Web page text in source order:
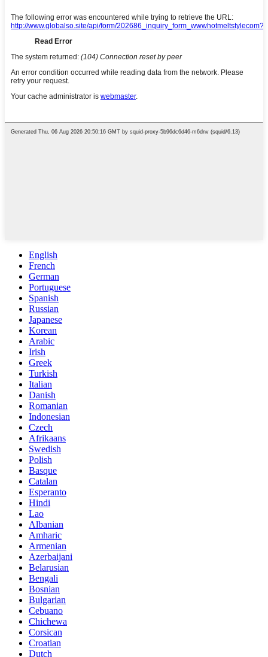
English
French
German
Portuguese
Spanish
Russian
Japanese
Korean
Arabic
Irish
Greek
Turkish
Italian
Danish
Romanian
Indonesian
Czech
Afrikaans
Swedish
Polish
Basque
Catalan
Esperanto
Hindi
Lao
Albanian
Amharic
Armenian
Azerbaijani
Belarusian
Bengali
Bosnian
Bulgarian
Cebuano
Chichewa
Corsican
Croatian
Dutch